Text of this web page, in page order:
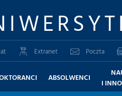
Extranet Poczta
ABSOLWENCI
I